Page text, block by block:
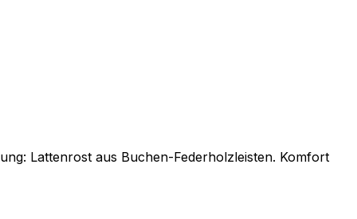
Lattenrost aus Buchen-Federholzleisten. Komfort